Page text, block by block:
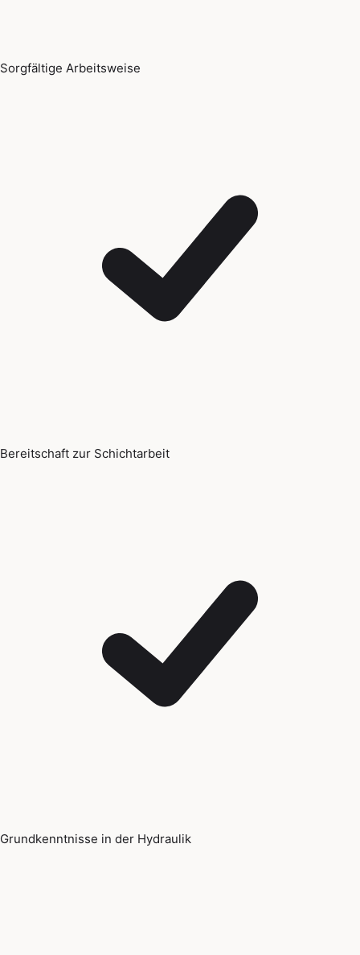
Sorgfältige Arbeitsweise
Bereitschaft zur Schichtarbeit
Grundkenntnisse in der Hydraulik